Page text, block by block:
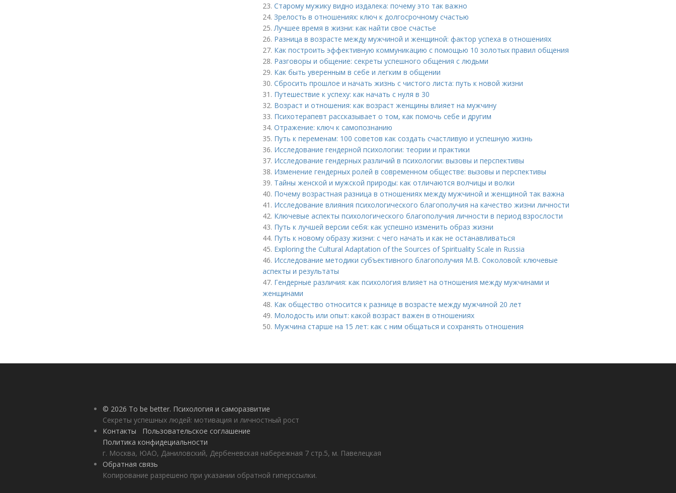
23. Старому мужику видно издалека: почему это так важно
24. Зрелость в отношениях: ключ к долгосрочному счастью
25.Лучшее время в жизни: как найти свое счастье
26. Разница в возрасте между мужчиной и женщиной: фактор успеха в отношениях
27. Как построить эффективную коммуникацию с помощью 10 золотых правил общения
28. Разговоры и общение: секреты успешного общения с людьми
29. Как быть уверенным в себе и легким в общении
30. Сбросить прошлое и начать жизнь с чистого листа: путь к новой жизни
31. Путешествие к успеху: как начать с нуля в 30
32. Возраст и отношения: как возраст женщины влияет на мужчину
33. Психотерапевт рассказывает о том, как помочь себе и другим
34. Отражение: ключ к самопознанию
35. Путь к переменам: 100 советов как создать счастливую и успешную жизнь
36. Исследование гендерной психологии: теории и практики
37. Исследование гендерных различий в психологии: вызовы и перспективы
38. Изменение гендерных ролей в современном обществе: вызовы и перспективы
39. Тайны женской и мужской природы: как отличаются волчицы и волки
40. Почему возрастная разница в отношениях между мужчиной и женщиной так важна
41. Исследование влияния психологического благополучия на качество жизни личности
42. Ключевые аспекты психологического благополучия личности в период взрослости
43. Путь к лучшей версии себя: как успешно изменить образ жизни
44. Путь к новому образу жизни: с чего начать и как не останавливаться
45. Exploring the Cultural Adaptation of the Sources of Spirituality Scale in Russia
46. Исследование методики субъективного благополучия М.В. Соколовой: ключевые
аспекты и результаты
47. Гендерные различия: как психология влияет на отношения между мужчинами и
женщинами
48. Как общество относится к разнице в возрасте между мужчиной 20 лет
49. Молодость или опыт: какой возраст важен в отношениях
50. Мужчина старше на 15 лет: как с ним общаться и сохранять отношения
© 2026 To be better. Психология и саморазвитие
Секреты успешных людей: мотивация и личностный рост
Контакты
Пользовательское соглашение
Политика конфидециальности
г. Москва, ЮАО, Даниловский, Дербеневская набережная 7 стр.5, м. Павелецкая
Обратная связь
Копирование разрешено при указании обратной гиперссылки.